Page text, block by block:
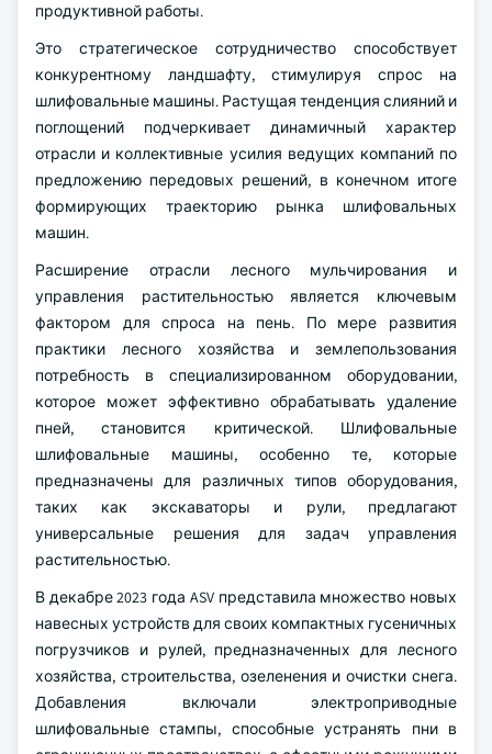
продуктивной работы.
Это стратегическое сотрудничество способствует
конкурентному ландшафту, стимулируя спрос на
шлифовальные машины. Растущая тенденция слияний и
поглощений подчеркивает динамичный характер
отрасли и коллективные усилия ведущих компаний по
предложению передовых решений, в конечном итоге
формирующих траекторию рынка шлифовальных
машин.
Расширение отрасли лесного мульчирования и
управления растительностью является ключевым
фактором для спроса на пень. По мере развития
практики лесного хозяйства и землепользования
потребность в специализированном оборудовании,
которое может эффективно обрабатывать удаление
пней, становится критической. Шлифовальные
шлифовальные машины, особенно те, которые
предназначены для различных типов оборудования,
таких как экскаваторы и рули, предлагают
универсальные решения для задач управления
растительностью.
В декабре 2023 года ASV представила множество новых
навесных устройств для своих компактных гусеничных
погрузчиков и рулей, предназначенных для лесного
хозяйства, строительства, озеленения и очистки снега.
Добавления включали электроприводные
шлифовальные стампы, способные устранять пни в